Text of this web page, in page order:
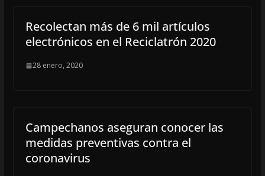
Recolectan más de 6 mil artículos
electrónicos en el Reciclatrón 2020
28 enero, 2020
Campechanos aseguran conocer las
medidas preventivas contra el
coronavirus